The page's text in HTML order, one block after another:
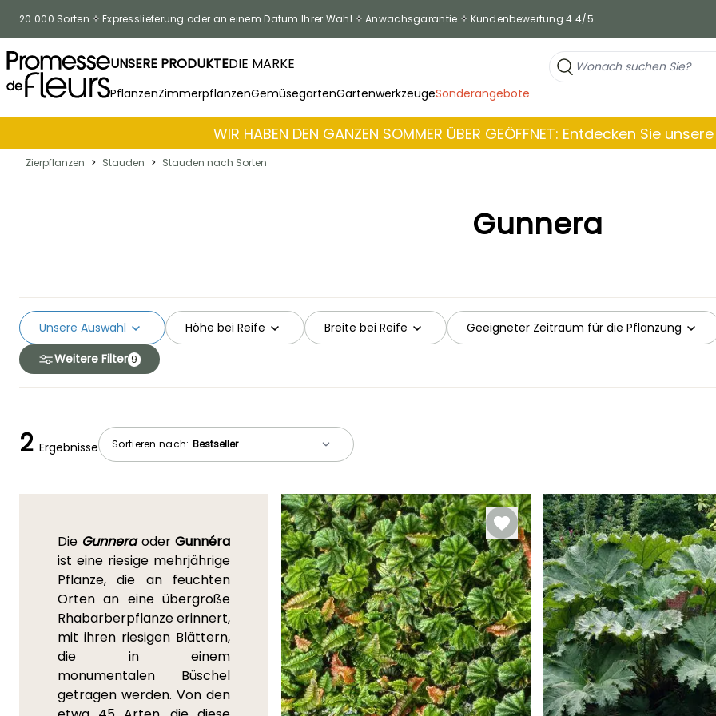
20 000 Sorten Expresslieferung oder an einem Datum Ihrer Wahl Anwachsgarantie Kundenbewertung 4.4/5
UNSERE PRODUKTEDIE MARKE
PflanzenZimmerpflanzenGemüsegartenGartenwerkzeugeSonderangebote
WIR HABEN DEN GANZEN SOMMER ÜBER GEÖFFNET: Entdecken Sie
Zierpflanzen > Stauden > Stauden nach Sorten
Gunnera
Höhe bei Reife Breite bei Reife Geeigneter Zeitraum für die Pflanzung
Unsere Auswahl
Weitere Filter 9
Sortieren nach:
2 Ergebnisse
Die GunneraoderGunnéra
ist eine riesige mehrjährige
Pflanze, die an feuchten
Orten an eine übergroße
Rhabarberpflanze erinnert,
mit ihren riesigen Blättern,
die in einem
monumentalen Büschel
getragen werden. Von den